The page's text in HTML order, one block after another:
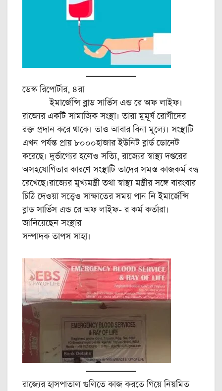
ডেস্ক রিপোর্টার, ৪রা
ইমার্জেন্সি ব্লাড সার্ভিস এন্ড রে অফ লাইফ।
রাজ্যের একটি সামাজিক সংস্থা। তারা মুমূর্ষ রোগীদের
রক্ত প্রদান করে থাকে। তাও আবার বিনা মূল্যে। সংস্থাটি
এখন পর্যন্ত প্রায় ৮০০০হাজার ইউনিট ব্লার্ড ডোনেট
করেছে। দুর্ভাগ্যের হলেও সত্যি, রাজ্যের স্বাস্থ্য দপ্তরের
অসহযোগিতার কারণে সংস্থাটি তাদের সমস্ত কাজকর্ম বন্ধ
রেখেছে।রাজ্যের মুখ্যমন্ত্রী তথা স্বাস্থ্য মন্ত্রীর সঙ্গে বারংবার
চিঠি দেওয়া সত্ত্বেও সাক্ষাতের সময় পান নি ইমার্জেন্সি
ব্লাড সার্ভিস এন্ড রে অফ লাইফ- র কর্ম কর্তারা।
জানিয়েছেন সংস্থার
সম্পাদক তাপস সাহা।
রাজ্যের হাসপাতাল গুলিতে কাজ করতে গিয়ে নিয়মিত